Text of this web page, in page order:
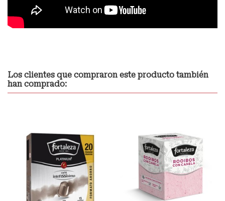
Los clientes que compraron este producto también
han comprado: